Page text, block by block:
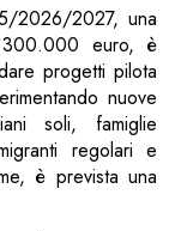
2026/2027, una
300.000 euro, è
progetti pilota
nuove
soli, famiglie
regolari e
è prevista una